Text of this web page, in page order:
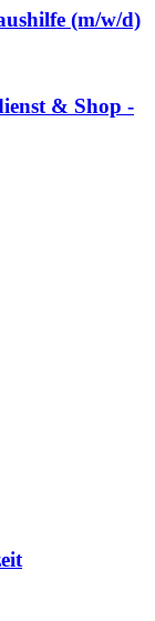
(m/w/d)
& Shop -